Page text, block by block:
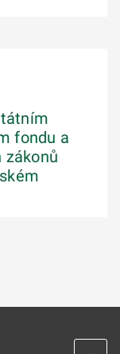
fondu a
zákonů